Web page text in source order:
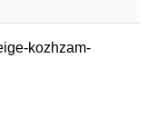
kozhzam-